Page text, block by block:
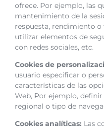
ofrece. Por ejemplo, las
mantenimiento de la
respuesta, rendimiento o
utilizar elementos de
con redes sociales, etc.
Cookies de
usuario especificar o
características de las
Web, Por ejemplo,
regional o tipo de
Cookies analíticas: Las